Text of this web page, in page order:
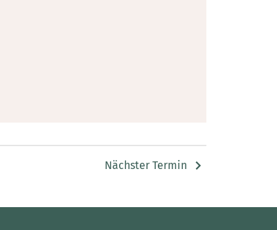
Nächster Termin